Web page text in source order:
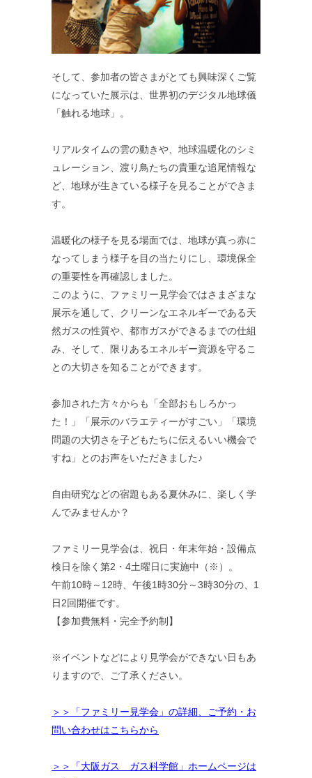
そして、参加者の皆さまがとても興味深くご覧
になっていた展示は、世界初のデジタル地球儀
「触れる地球」。
リアルタイムの雲の動きや、地球温暖化のシミ
ュレーション、渡り鳥たちの貴重な追尾情報な
ど、地球が生きている様子を見ることができま
す。
温暖化の様子を見る場面では、地球が真っ赤に
なってしまう様子を目の当たりにし、環境保全
の重要性を再確認しました。
このように、ファミリー見学会ではさまざまな
展示を通して、クリーンなエネルギーである天
然ガスの性質や、都市ガスができるまでの仕組
み、そして、限りあるエネルギー資源を守るこ
との大切さを知ることができます。
参加された方々からも「全部おもしろかっ
た！」「展示のバラエティーがすごい」「環境
問題の大切さを子どもたちに伝えるいい機会で
すね」とのお声をいただきました♪
自由研究などの宿題もある夏休みに、楽しく学
んでみませんか？
ファミリー見学会は、祝日・年末年始・設備点
検日を除く第2・4土曜日に実施中（※）。
午前10時～12時、午後1時30分～3時30分の、1
日2回開催です。
【参加費無料・完全予約制】
※イベントなどにより見学会ができない日もあ
りますので、ご了承ください。
＞＞「ファミリー見学会」の詳細、ご予約・お
問い合わせはこちらから
＞＞「大阪ガス ガス科学館」ホームページは